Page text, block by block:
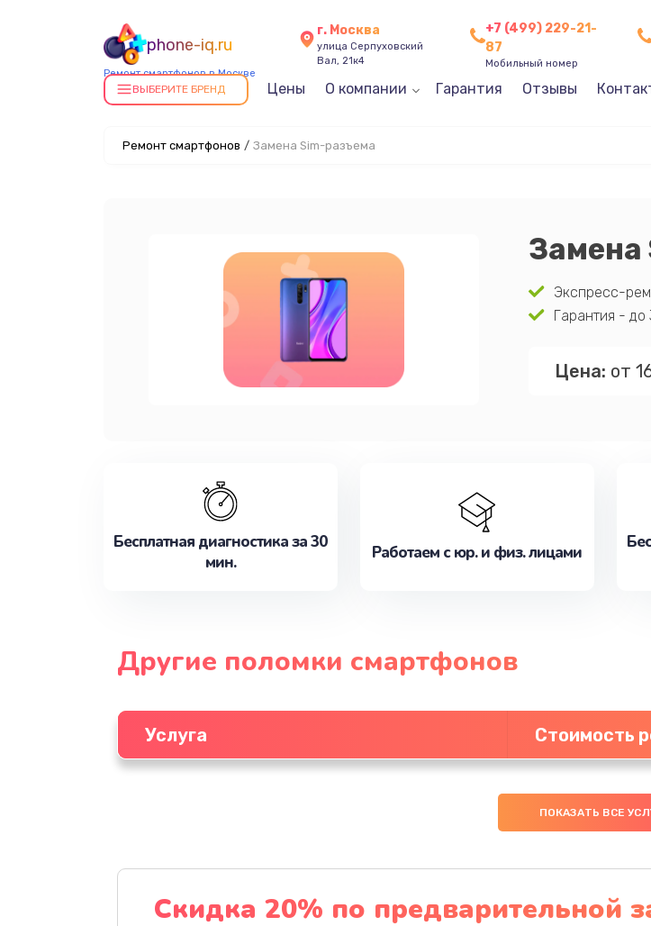
phone-iq.ru
Ремонт смартфонов в Москве
г. Москва
улица Серпуховский
Вал, 21к4
+7 (499) 229-21-
87
Мобильный номер
ВЫБЕРИТЕ БРЕНД Цены О компании Гарантия Отзывы
Ремонт смартфонов / Замена Sim-разъема
Замена
Экспресс-
Гарантия - до
Цена: от
Бесплатная диагностика за 30
мин.
Работаем с юр. и физ. лицами
Другие поломки смартфонов
Услуга Стоимость
ПОКАЗАТЬ ВСЕ
Скидка 20% по предварительной